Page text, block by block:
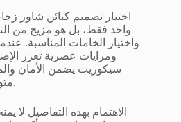
اختيار تصميم كبائن شاور
واحد فقط، بل هو مزيج من
واختيار الخامات المناسبة.
ومرايات عصرية تعزز
سيكوريت يضمن الأمان
متوازنًا يجمع بين الجمال والراحة.
الاهتمام بهذه التفاصيل لا